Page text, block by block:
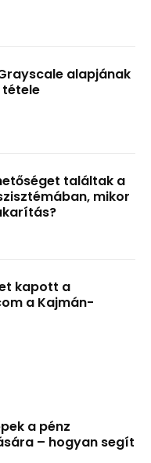
alapjának
találtak a
mikor
kapott a
a Kajmán-
a pénz
– hogyan segít